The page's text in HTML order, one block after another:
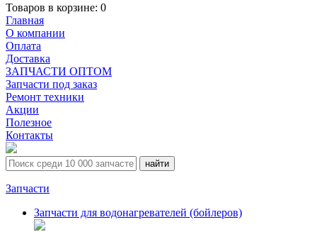
Товаров в корзине: 0
Главная
О компании
Оплата
Доставка
ЗАПЧАСТИ ОПТОМ
Запчасти под заказ
Ремонт техники
Акции
Полезное
Контакты
Запчасти
Запчасти для водонагревателей (бойлеров)